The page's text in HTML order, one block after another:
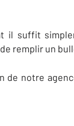
il suffit
remplir un
notre